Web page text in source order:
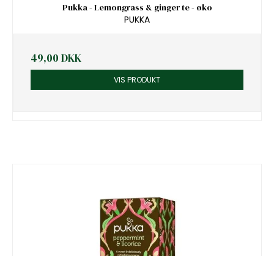
Pukka - Lemongrass & ginger te - øko
PUKKA
49,00 DKK
VIS PRODUKT